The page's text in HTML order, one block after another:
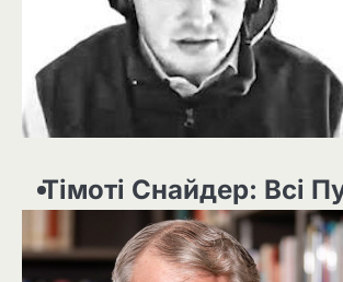
Тімоті Снайдер: Всі